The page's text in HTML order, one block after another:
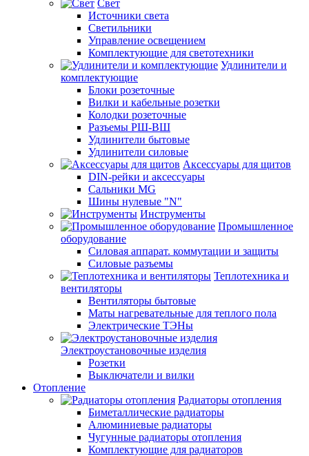
Свет
Источники света
Светильники
Управление освещением
Комплектующие для светотехники
Удлинители и
комплектующие
Блоки розеточные
Вилки и кабельные розетки
Колодки розеточные
Разъемы РШ-ВШ
Удлинители бытовые
Удлинители силовые
Аксессуары для щитов
DIN-рейки и аксессуары
Сальники MG
Шины нулевые "N"
Инструменты
Промышленное
оборудование
Силовая аппарат. коммутации и защиты
Силовые разъемы
Теплотехника и
вентиляторы
Вентиляторы бытовые
Маты нагревательные для теплого пола
Электрические ТЭНы
Электроустановочные изделия
Розетки
Выключатели и вилки
Отопление
Радиаторы отопления
Биметаллические радиаторы
Алюминиевые радиаторы
Чугунные радиаторы отопления
Комплектующие для радиаторов